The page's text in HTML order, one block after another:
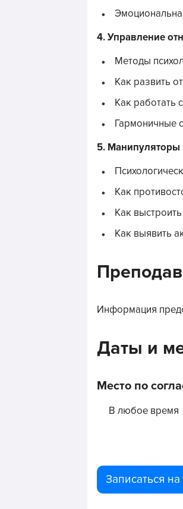
4. Управление
Методы
Как развить
Как работать
Гармоничные
5. Манипуляторы
Как
Как
Как выявить
Информация
Даты и
Место по
В любое время
Записаться на